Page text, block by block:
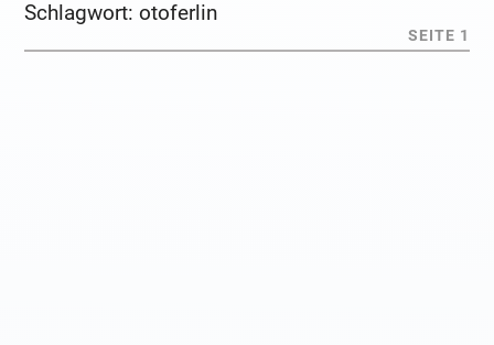
Schlagwort:otoferlin
SEITE 1